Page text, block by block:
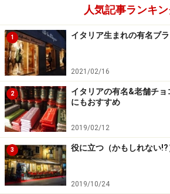
イタリアの都市トリノはチョコレート
イタリアを代表するチョコレートの
歴史と伝統を守る老舗店があちこち
地元トリノ人たちが誇りに思い、愛
レートたち。日本で開催されるサロ
やイタリア展でお目見えすることも
ぱり本場トリノで食べ歩いてみたい
ぐりは、チョコレートラバーの夢です
人気記事ランキ
1 イタリア生まれの有名ブ
2021/02/16
2
イタリアの有名&老舗チ
にもおすすめ
2019/02/12
3 役に立つ（かもしれない
2019/10/24